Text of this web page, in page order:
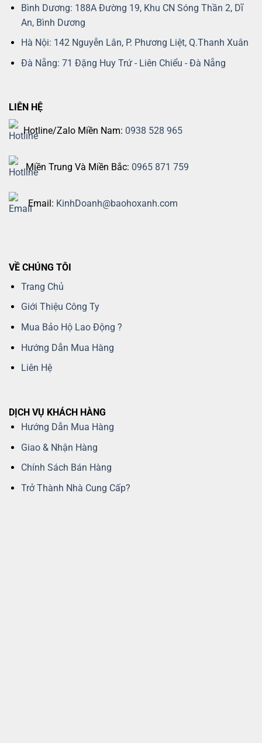
Bình Dương: 188A Đường 19, Khu CN Sóng Thần 2, Dĩ
An, Bình Dương
Hà Nội: 142 Nguyễn Lân, P. Phương Liệt, Q.Thanh Xuân
Đà Nẵng: 71 Đặng Huy Trứ - Liên Chiểu - Đà Nẵng
LIÊN HỆ
Hotline/Zalo Miền Nam: 0938 528 965
Miền Trung Và Miền Bắc: 0965 871 759
Email: KinhDoanh@baohoxanh.com
VỀ CHÚNG TÔI
Trang Chủ
Giới Thiệu Công Ty
Mua Bảo Hộ Lao Động ?
Hướng Dẫn Mua Hàng
Liên Hệ
DỊCH VỤ KHÁCH HÀNG
Hướng Dẫn Mua Hàng
Giao & Nhận Hàng
Chính Sách Bán Hàng
Trở Thành Nhà Cung Cấp?